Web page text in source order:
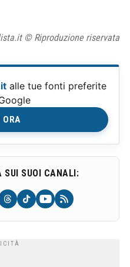
© Riproduzione riservata
alle tue fonti preferite
ORA
SUI SUOI CANALI: